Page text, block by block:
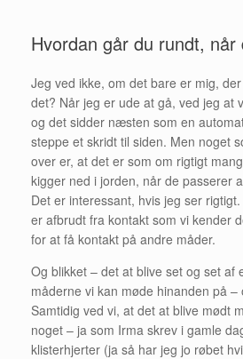
Hvordan går du rundt, når
Jeg ved ikke, om det bare er mig,
det? Når jeg er ude at gå, ved jeg at
og det sidder næsten som en
steppe et skridt til siden. Men noget
over er, at det er som om rigtigt
kigger ned i jorden, når de passerer
Det er interessant, hvis jeg ser
er afbrudt fra kontakt som vi kender
for at få kontakt på andre måder.
Og blikket – det at blive set og set af
måderne vi kan møde hinanden på –
Samtidig ved vi, at det at blive mødt
noget – ja som Irma skrev i gamle
klisterhjerter (ja så har jeg jo røbet